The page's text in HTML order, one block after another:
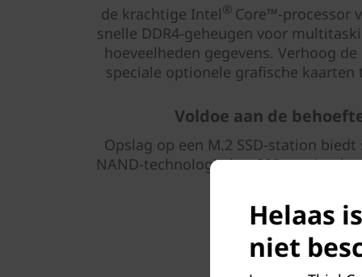
de krachtige Intel® Core™-processor
snelle DDR4-geheugen voor
hoeveelheden gegevens. Verhoog
speciale optionele grafische kaarten
Voldoe aan de
Opslag op een M.2 SSD-station
NAND-technologie het SSD-station
Beeldscherm, toetsenbord en muis
Helaas
niet